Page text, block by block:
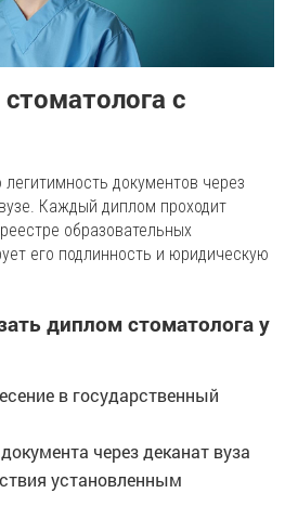
с
документов через
Каждый диплом проходит
образовательных
его подлинность и юридическую
диплом стоматолога у
в государственный
через деканат вуза
установленным